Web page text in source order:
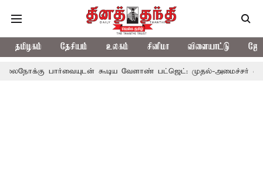
தமிழகம் தேசியம் உலகம் சினிமா விளையாட்டு
கூடிய வேளாண் பட்ஜெட்: முதல்-அமைச்சர் விஜய்